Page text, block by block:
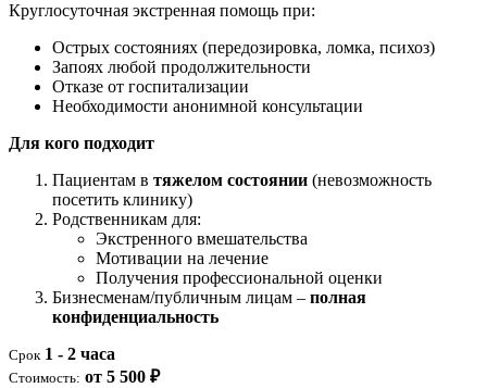
Круглосуточная экстренная помощь при:
Острых состояниях (передозировка, ломка, психоз)
Запоях любой продолжительности
Отказе от госпитализации
Необходимости анонимной консультации
Для кого подходит
Пациентам в тяжелом состоянии (невозможность
посетить клинику)
Родственникам для:
Экстренного вмешательства
Мотивации на лечение
Получения профессиональной оценки
Бизнесменам/публичным лицам – полная
конфиденциальность
Срок 1 - 2 часа
Стоимость: от 5 500 ₽